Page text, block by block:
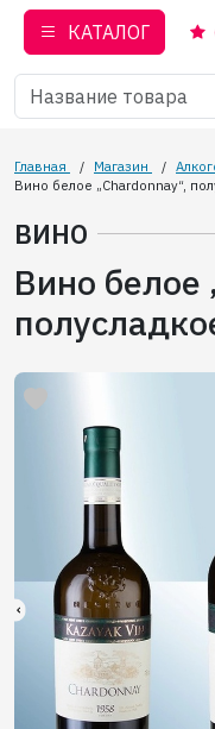
КАТАЛОГ
Главная / Магазин /
Вино белое „Chardonnay“,
ВИНО
Вино белое